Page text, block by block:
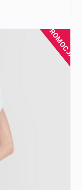
PROMOCJA!